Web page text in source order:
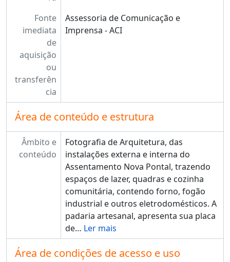
Fonte
imediata
de
aquisição
ou
transferên
cia
Assessoria de Comunicação e
Imprensa - ACI
Área de conteúdo e estrutura
Âmbito e
conteúdo
Fotografia de Arquitetura, das
instalações externa e interna do
Assentamento Nova Pontal, trazendo
espaços de lazer, quadras e cozinha
comunitária, contendo forno, fogão
industrial e outros eletrodomésticos. A
padaria artesanal, apresenta sua placa
de… Ler mais
Área de condições de acesso e uso